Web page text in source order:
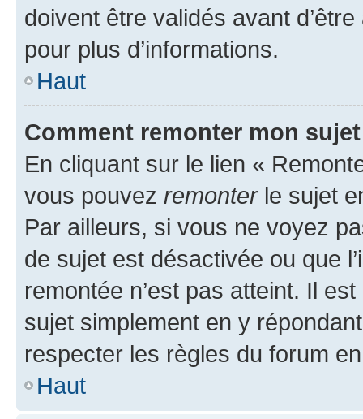
doivent être validés avant
pour plus d’informations.
Haut
Comment remonter mon
En cliquant sur le lien «
vous pouvez remonterle sujet
Par ailleurs, si vous ne voyez
de sujet est désactivée ou que
remontée n’est pas atteint. Il
sujet simplement en y
respecter les règles du forum
Haut